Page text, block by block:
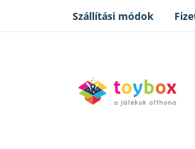
Szállítási módok